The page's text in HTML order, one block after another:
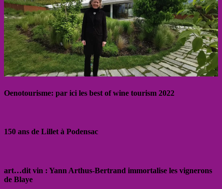
Oenotourisme: par ici les best of wine tourism 2022
150 ans de Lillet à Podensac
art…dit vin : Yann Arthus-Bertrand immortalise les vignerons
de Blaye